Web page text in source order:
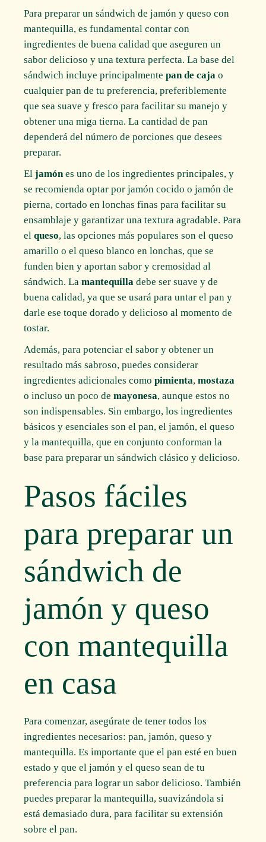
Para preparar un sándwich de jamón y queso con
mantequilla, es fundamental contar con
ingredientes de buena calidad que aseguren un
sabor delicioso y una textura perfecta. La base del
sándwich incluye principalmentepan de caja o
cualquier pan de tu preferencia, preferiblemente
que sea suave y fresco para facilitar su manejo y
obtener una miga tierna. La cantidad de pan
dependerá del número de porciones que desees
preparar.
Eljamón es uno de los ingredientes principales, y
se recomienda optar por jamón cocido o jamón de
pierna, cortado en lonchas finas para facilitar su
ensamblaje y garantizar una textura agradable. Para
elqueso, las opciones más populares son el queso
amarillo o el queso blanco en lonchas, que se
funden bien y aportan sabor y cremosidad al
sándwich. Lamantequilla debe ser suave y de
buena calidad, ya que se usará para untar el pan y
darle ese toque dorado y delicioso al momento de
tostar.
Además, para potenciar el sabor y obtener un
resultado más sabroso, puedes considerar
ingredientes adicionales comopimienta,mostaza
o incluso un poco demayonesa, aunque estos no
son indispensables. Sin embargo, los ingredientes
básicos y esenciales son el pan, el jamón, el queso
y la mantequilla, que en conjunto conforman la
base para preparar un sándwich clásico y delicioso.
Pasos fáciles
para preparar un
sándwich de
jamón y queso
con mantequilla
en casa
Para comenzar, asegúrate de tener todos los
ingredientes necesarios: pan, jamón, queso y
mantequilla. Es importante que el pan esté en buen
estado y que el jamón y el queso sean de tu
preferencia para lograr un sabor delicioso. También
puedes preparar la mantequilla, suavizándola si
está demasiado dura, para facilitar su extensión
sobre el pan.